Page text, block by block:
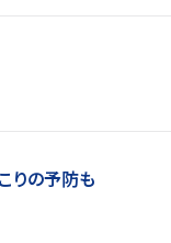
りの予防も